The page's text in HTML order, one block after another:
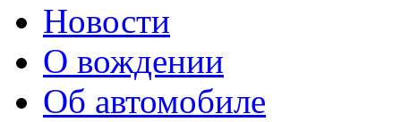
Новости
О вождении
Об автомобиле